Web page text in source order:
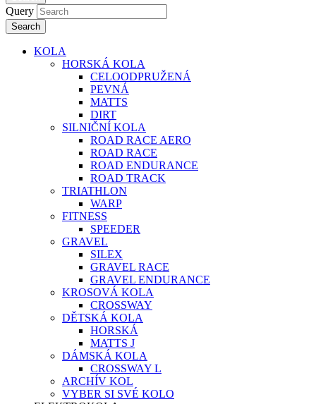
Query
Search
KOLA
HORSKÁ KOLA
CELOODPRUŽENÁ
PEVNÁ
MATTS
DIRT
SILNIČNÍ KOLA
ROAD RACE AERO
ROAD RACE
ROAD ENDURANCE
ROAD TRACK
TRIATHLON
WARP
FITNESS
SPEEDER
GRAVEL
SILEX
GRAVEL RACE
GRAVEL ENDURANCE
KROSOVÁ KOLA
CROSSWAY
DĚTSKÁ KOLA
HORSKÁ
MATTS J
DÁMSKÁ KOLA
CROSSWAY L
ARCHÍV KOL
VYBER SI SVÉ KOLO